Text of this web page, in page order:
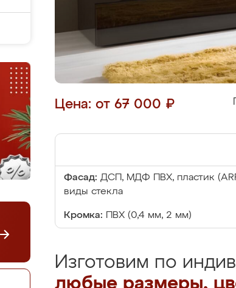
Цена: от 67 000 ₽
Фасад: ДСП, МДФ ПВХ, пластик
виды стекла
Кромка: ПВХ (0,4 мм, 2 мм)
Изготовим по
любые размеры,